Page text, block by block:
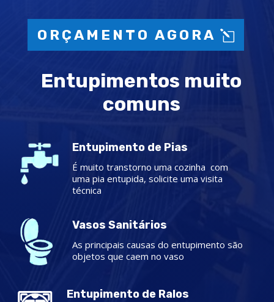
ORÇAMENTO AGORA
Entupimentos muito
comuns
Entupimento de Pias
É muito transtorno uma cozinha com
uma pia entupida, solicite uma visita
técnica
Vasos Sanitários
As principais causas do entupimento são
objetos que caem no vaso
Entupimento de Ralos